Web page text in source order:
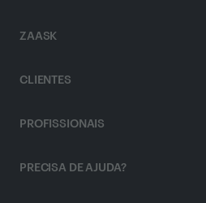
ZAASK
CLIENTES
PROFISSIONAIS
PRECISA DE AJUDA?